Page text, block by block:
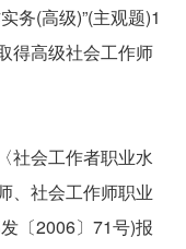
务(高级)”(主观题)1
得高级社会工作师
社会工作者职业水
、社会工作师职业
〔2006〕71号)报